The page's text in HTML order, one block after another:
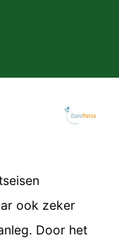
ook zeker
Door het